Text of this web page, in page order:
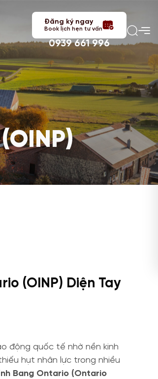
Đăng ký ngay
Book lịch hẹn tư vấn
0939 661 996
(OINP) Diện Tay
động quốc tế nhờ nền kinh
hụt nhân lực trong nhiều
Bang Ontario (Ontario